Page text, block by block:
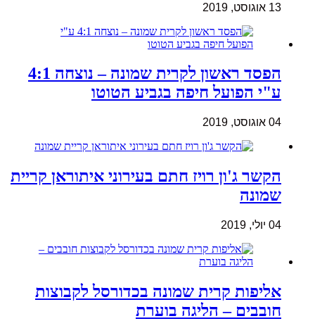
13 אוגוסט, 2019
הפסד ראשון לקרית שמונה – נוצחה 4:1
ע"י הפועל חיפה בגביע הטוטו
04 אוגוסט, 2019
הקשר ג'ון רויז חתם בעירוני איתוראן קריית
שמונה
04 יולי, 2019
אליפות קרית שמונה בכדורסל לקבוצות
חובבים – הליגה בוערת